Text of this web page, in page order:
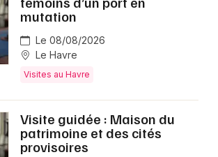
mutation
Le 08/08/2026
Le Havre
Visites au Havre
Visite guidée : Maison du
patrimoine et des cités
provisoires